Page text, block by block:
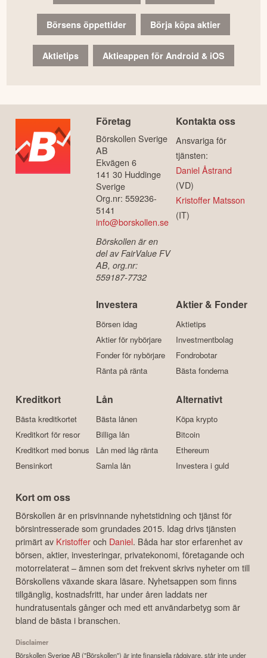
Börsens öppettider Börja köpa aktier
Aktietips Aktieappen för Android & iOS
Företag
Börskollen Sverige
AB
Ekvägen 6
141 30 Huddinge
Sverige
Org.nr: 559236-
5141
info@borskollen.se
Börskollen är en
del av FairValue FV
AB, org.nr:
559187-7732
Kontakta oss
Ansvariga för
tjänsten:
Daniel Åstrand
(VD)
Kristoffer Matsson
(IT)
Investera
Börsen idag
Aktier för nybörjare
Fonder för nybörjare
Ränta på ränta
Aktier & Fonder
Aktietips
Investmentbolag
Fondrobotar
Bästa fonderna
Kreditkort
Bästa kreditkortet
Kreditkort för resor
Kreditkort med bonus
Bensinkort
Lån
Bästa lånen
Billiga lån
Lån med låg ränta
Samla lån
Alternativt
Köpa krypto
Bitcoin
Ethereum
Investera i guld
Kort om oss
Börskollen är en prisvinnande nyhetstidning och tjänst för
börsintresserade som grundades 2015. Idag drivs tjänsten
primärt av Kristofferoch Daniel. Båda har stor erfarenhet av
börsen, aktier, investeringar, privatekonomi, företagande och
motorrelaterat – ämnen som det frekvent skrivs nyheter om till
Börskollens växande skara läsare. Nyhetsappen som finns
tillgänglig, kostnadsfritt, har under åren laddats ner
hundratusentals gånger och med ett användarbetyg som är
bland de bästa i branschen.
Disclaimer
Börskollen Sverige AB ("Börskollen") är inte finansiella rådgivare, står inte under